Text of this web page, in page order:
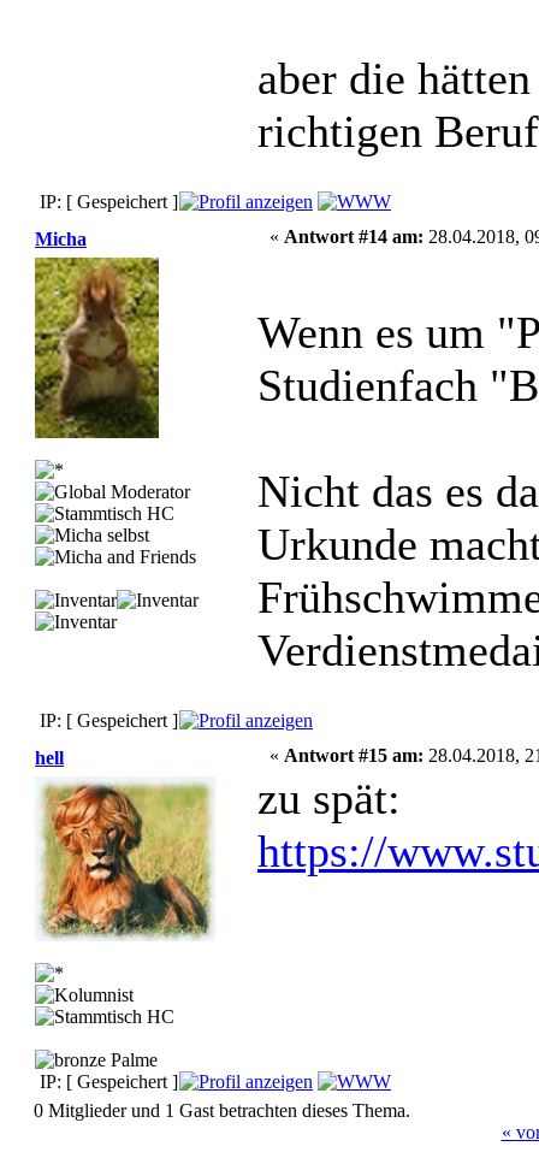
aber die
richtigen
IP: [ Gespeichert ]
Micha
« Antwort #14 am: 28.04.2018,
Wenn es um
Studienfach
Nicht das es
Urkunde
IP: [ Gespeichert ]
hell
« Antwort #15 am: 28.04.2018,
zu spät:
https://
IP: [ Gespeichert ]
0 Mitglieder und 1 Gast betrachten dieses Thema.
«